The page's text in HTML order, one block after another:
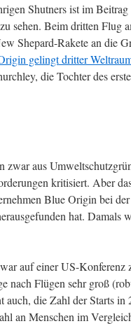
Shutners ist im Beitrag
zu sehen. Beim dritten Flug
Shepard-Rakete an die
gelingt dritter
die Tochter des
zwar aus
kritisiert. Aber
Blue Origin bei
hat.
auf einer US-Konferenz
nach Flügen sehr groß
auch, die Zahl der Starts
an Menschen im